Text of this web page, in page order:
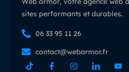
sites performants et durables.
06 33 95 11 26
contact@webarmor.fr